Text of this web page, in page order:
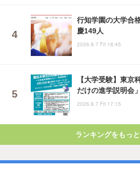
行知学園の大学合
慶149人
2026.8.7 Fri 18:45
【大学受験】東京
だけの進学説明会
2026.8.7 Fri 17:15
ランキングをもっ